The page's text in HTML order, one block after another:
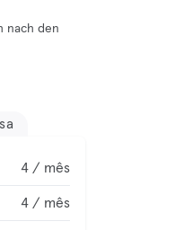
nach den
4 / mês
4 / mês